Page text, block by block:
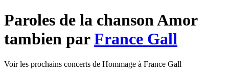
Paroles de la chanson Amor
tambien parFrance Gall
Voir les prochains concerts de Hommage à France Gall